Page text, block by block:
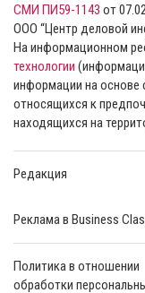
СМИ ПИ59-1143 от
ООО “Центр деловой
На информационном
технологии
информации на основе
относящихся к
находящихся на
Редакция
Реклама в Business
Политика в отношении
обработки